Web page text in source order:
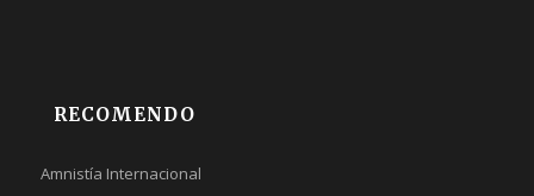
RECOMENDO
Amnistía Internacional